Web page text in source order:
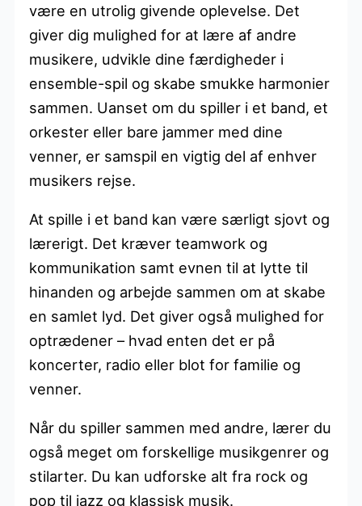
være en utrolig givende oplevelse. Det
giver dig mulighed for at lære af andre
musikere, udvikle dine færdigheder i
ensemble-spil og skabe smukke harmonier
sammen. Uanset om du spiller i et band, et
orkester eller bare jammer med dine
venner, er samspil en vigtig del af enhver
musikers rejse.
At spille i et band kan være særligt sjovt og
lærerigt. Det kræver teamwork og
kommunikation samt evnen til at lytte til
hinanden og arbejde sammen om at skabe
en samlet lyd. Det giver også mulighed for
optrædener – hvad enten det er på
koncerter, radio eller blot for familie og
venner.
Når du spiller sammen med andre, lærer du
også meget om forskellige musikgenrer og
stilarter. Du kan udforske alt fra rock og
pop til jazz og klassisk musik.